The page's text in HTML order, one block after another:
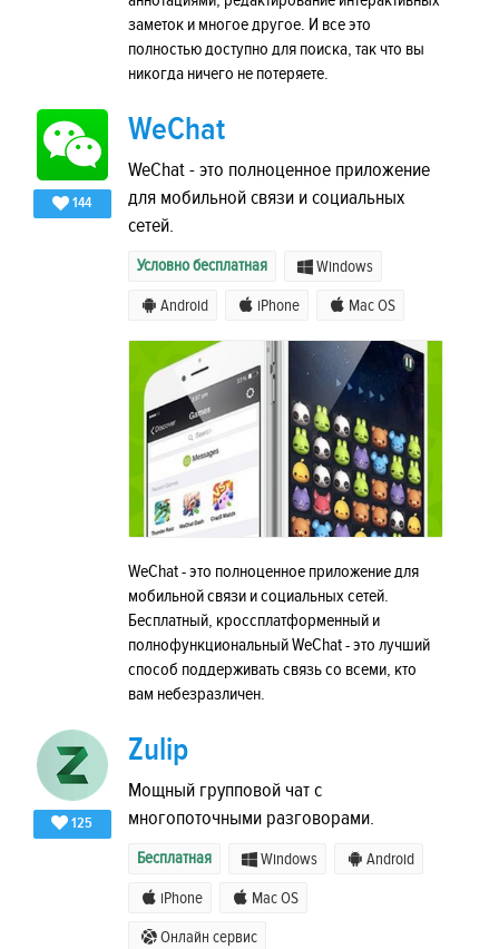
заметок и многое другое. И все это
полностью доступно для поиска, так что вы
никогда ничего не потеряете.
144
WeChat
WeChat - это полноценное приложение
для мобильной связи и социальных
сетей.
Условно бесплатная Windows
Android iPhone Mac OS
WeChat - это полноценное приложение для
мобильной связи и социальных сетей.
Бесплатный, кроссплатформенный и
полнофункциональный WeChat - это лучший
способ поддерживать связь со всеми, кто
вам небезразличен.
125
Zulip
Мощный групповой чат с
многопоточными разговорами.
Бесплатная Windows Android
iPhone Mac OS
Онлайн сервис